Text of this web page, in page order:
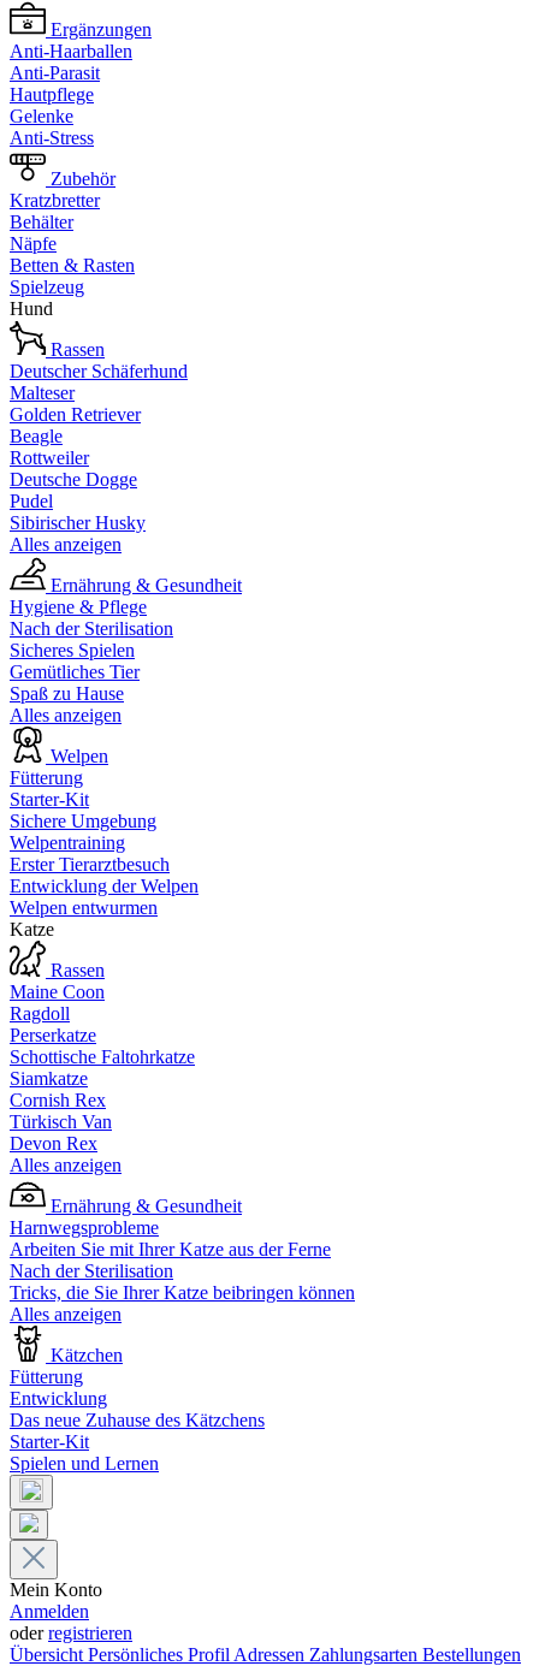
Ergänzungen
Anti-Haarballen
Anti-Parasit
Hautpflege
Gelenke
Anti-Stress
Zubehör
Kratzbretter
Behälter
Näpfe
Betten & Rasten
Spielzeug
Hund
Rassen
Deutscher Schäferhund
Malteser
Golden Retriever
Beagle
Rottweiler
Deutsche Dogge
Pudel
Sibirischer Husky
Alles anzeigen
Ernährung & Gesundheit
Hygiene & Pflege
Nach der Sterilisation
Sicheres Spielen
Gemütliches Tier
Spaß zu Hause
Alles anzeigen
Welpen
Fütterung
Starter-Kit
Sichere Umgebung
Welpentraining
Erster Tierarztbesuch
Entwicklung der Welpen
Welpen entwurmen
Katze
Rassen
Maine Coon
Ragdoll
Perserkatze
Schottische Faltohrkatze
Siamkatze
Cornish Rex
Türkisch Van
Devon Rex
Alles anzeigen
Ernährung & Gesundheit
Harnwegsprobleme
Arbeiten Sie mit Ihrer Katze aus der Ferne
Nach der Sterilisation
Tricks, die Sie Ihrer Katze beibringen können
Alles anzeigen
Kätzchen
Fütterung
Entwicklung
Das neue Zuhause des Kätzchens
Starter-Kit
Spielen und Lernen
Mein Konto
Anmelden
oderregistrieren
Übersicht Persönliches Profil Adressen Zahlungsarten Bestellungen